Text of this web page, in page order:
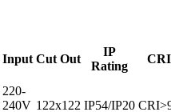
Input Cut Out
IP
Rating
CRI
220-
240V 122x122 IP54/IP20